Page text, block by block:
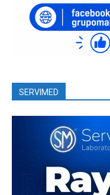
SERVIMED